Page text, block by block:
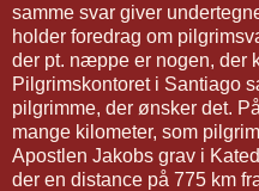
samme svar giver
holder foredrag om
der pt. næppe er nogen, der
Pilgrimskontoret i Santiago
pilgrimme, der ønsker det.
mange kilometer, som
Apostlen Jakobs grav i
der en distance på 775 km